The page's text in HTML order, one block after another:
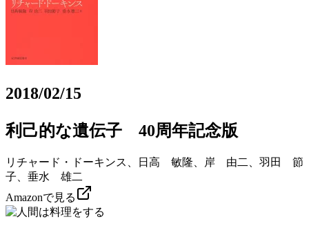
2018/02/15
利己的な遺伝子 40周年記念版
リチャード・ドーキンス、日高 敏隆、岸 由二、羽田 節
子、垂水 雄二
Amazonで見る